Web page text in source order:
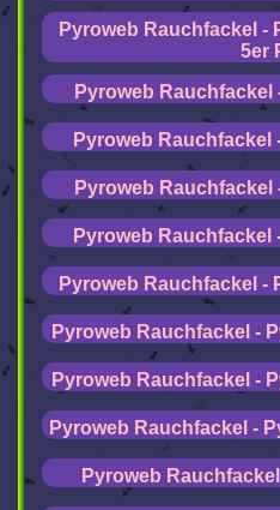
Pyroweb Rauchfackel -
5er
Pyroweb
Pyroweb Rauchfackel
Pyroweb Rauchfackel
Pyroweb Rauchfackel
Pyroweb Rauchfackel -
Pyroweb Rauchfackel -
Pyroweb Rauchfackel -
Pyroweb Rauchfackel -
Pyroweb